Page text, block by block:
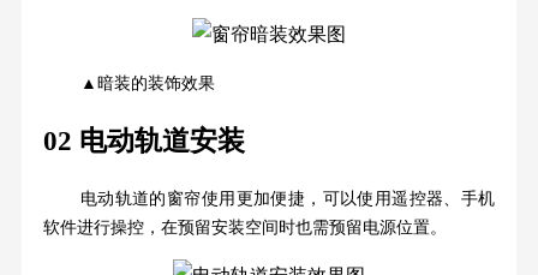
▲暗装的装饰效果
02 电动轨道安装
电动轨道的窗帘使用更加便捷，可以使用遥控器、手机
软件进行操控，在预留安装空间时也需预留电源位置。